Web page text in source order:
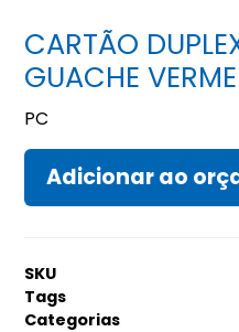
CARTÃO
GUACHE
PC
Adicionar ao
SKU
Tags
Categorias